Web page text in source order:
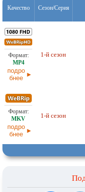
Качество Сезон/Серия
подро
бнее
1-й сезон
подро
бнее
1-й сезон